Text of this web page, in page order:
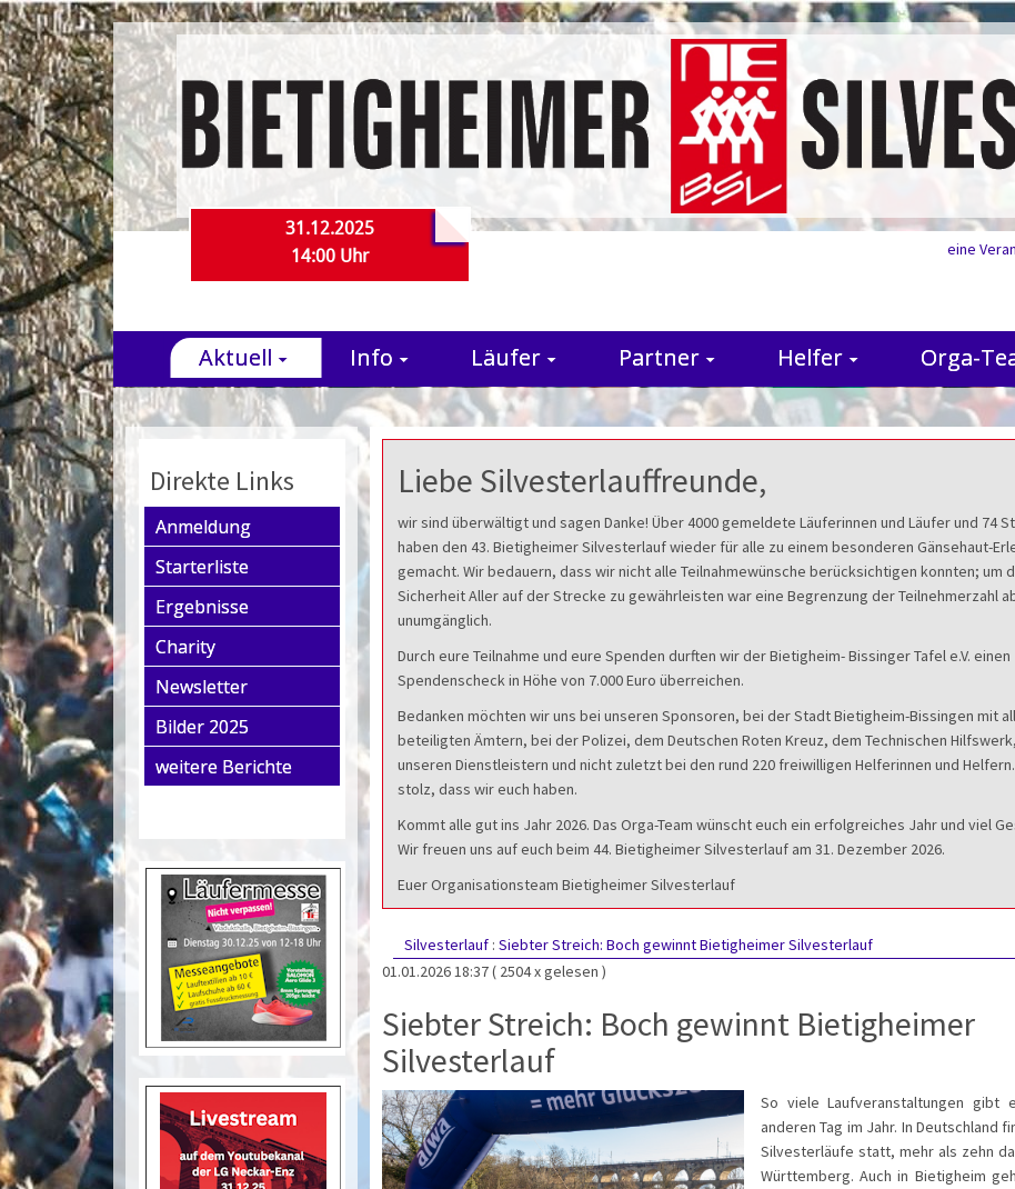
31.12.2025
14:00 Uhr
eine
Aktuell Info Läufer Partner Helfer Orga-
Direkte Links
Anmeldung
Starterliste
Ergebnisse
Charity
Newsletter
Bilder 2025
weitere Berichte
Liebe Silvesterlauffreunde,
wir sind überwältigt und sagen Danke! Über 4000 gemeldete Läuferinnen und Läufer und 74
haben den 43. Bietigheimer Silvesterlauf wieder für alle zu einem besonderen Gänsehaut-
gemacht. Wir bedauern, dass wir nicht alle Teilnahmewünsche berücksichtigen konnten; um
Sicherheit Aller auf der Strecke zu gewährleisten war eine Begrenzung der Teilnehmerzahl
unumgänglich.
Durch eure Teilnahme und eure Spenden durften wir der Bietigheim- Bissinger Tafel e.V. einen
Spendenscheck in Höhe von 7.000 Euro überreichen.
Bedanken möchten wir uns bei unseren Sponsoren, bei der Stadt Bietigheim-Bissingen mit
beteiligten Ämtern, bei der Polizei, dem Deutschen Roten Kreuz, dem Technischen
unseren Dienstleistern und nicht zuletzt bei den rund 220 freiwilligen Helferinnen und
stolz, dass wir euch haben.
Kommt alle gut ins Jahr 2026. Das Orga-Team wünscht euch ein erfolgreiches Jahr und viel
Wir freuen uns auf euch beim 44. Bietigheimer Silvesterlauf am 31. Dezember 2026.
Euer Organisationsteam Bietigheimer Silvesterlauf
Silvesterlauf :Siebter Streich: Boch gewinnt Bietigheimer Silvesterlauf
01.01.2026 18:37( 2504 x gelesen )
Siebter Streich: Boch gewinnt Bietigheimer
Silvesterlauf
So viele Laufveranstaltungen gibt
anderen Tag im Jahr. In Deutschland
Silvesterläufe statt, mehr als zehn
Württemberg. Auch in Bietigheim